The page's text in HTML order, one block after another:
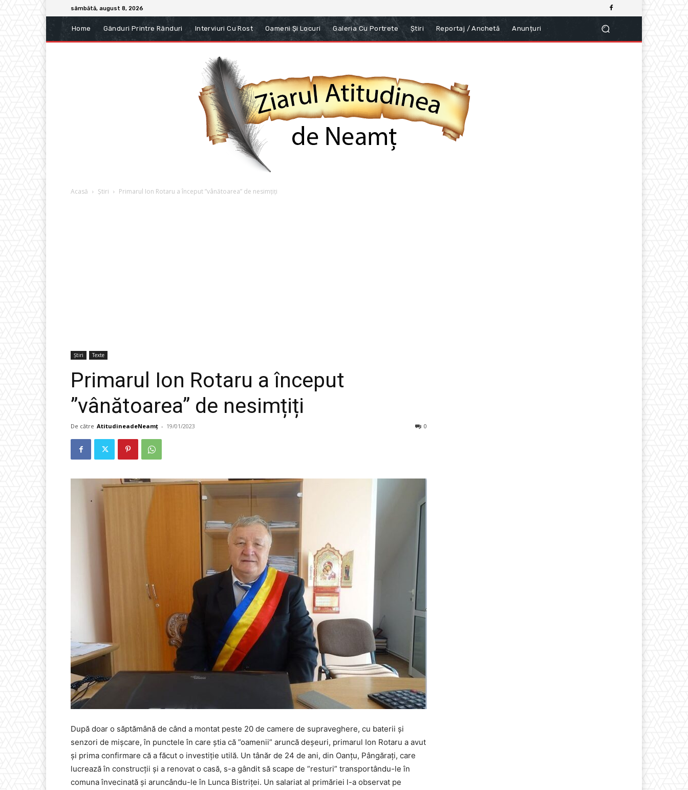
sâmbătă, august 8, 2026
Home Gânduri Printre Rânduri Interviuri Cu Rost Oameni Și Locuri Galeria Cu Portrete Știri Reportaj / Anchetă Anunțuri
Acasă Știri Primarul Ion Rotaru a început ”vânătoarea” de nesimțiți
Știri Texte
Primarul Ion Rotaru a început
”vânătoarea” de nesimțiți
De către AtitudineadeNeamț - 19/01/2023 0
După doar o săptămână de când a montat peste 20 de camere de supraveghere, cu baterii și
senzori de mișcare, în punctele în care știa că ”oamenii” aruncă deșeuri, primarul Ion Rotaru a avut
și prima confirmare că a făcut o investiție utilă. Un tânăr de 24 de ani, din Oanțu, Pângărați, care
lucrează în construcții și a renovat o casă, s-a gândit să scape de ”resturi” transportându-le în
comuna învecinată și aruncându-le în Lunca Bistriței. Un salariat al primăriei l-a observat pe